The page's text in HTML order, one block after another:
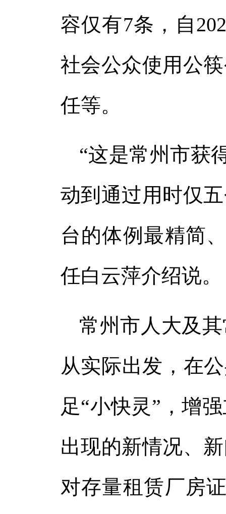
容仅有7条，自
社会公众使用公
任等。
“这是常州市获
动到通过用时仅
台的体例最精简
任白云萍介绍说。
常州市人大及
从实际出发，在
足“小快灵”，增
出现的新情况、
对存量租赁厂房